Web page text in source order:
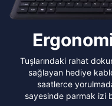
Tuşlarındaki rahat
sağlayan hediye
saatlerce
sayesinde parmak izi